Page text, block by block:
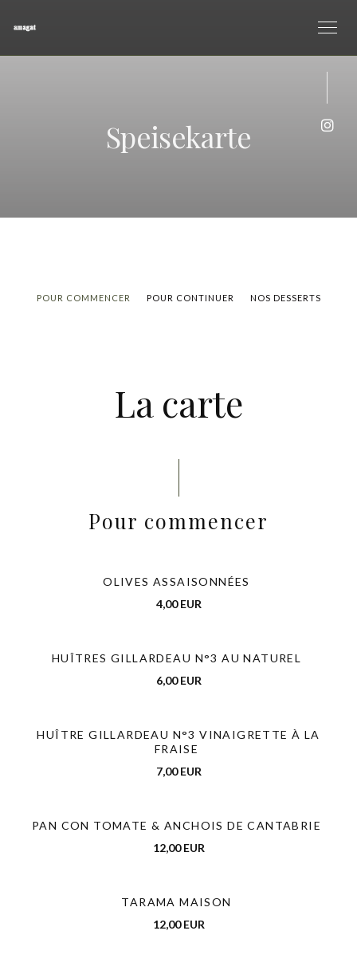
Speisekarte
POUR COMMENCER POUR CONTINUER NOS DESSERTS
La carte
Pour commencer
OLIVES ASSAISONNÉES
4,00 EUR
HUÎTRES GILLARDEAU N°3 AU NATUREL
6,00 EUR
HUÎTRE GILLARDEAU N°3 VINAIGRETTE À LA
FRAISE
7,00 EUR
PAN CON TOMATE & ANCHOIS DE CANTABRIE
12,00 EUR
TARAMA MAISON
12,00 EUR